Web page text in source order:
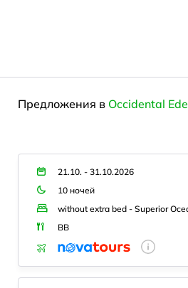
Предложения в Occidental
21.10. - 31.10.2026
10 ночей
without extra bed - Superior
BB